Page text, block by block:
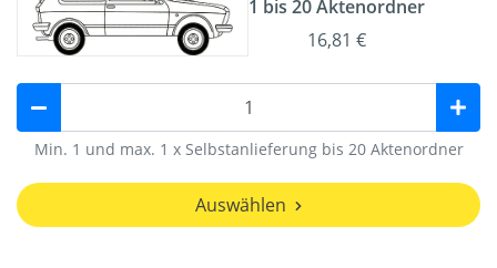
1 bis 20 Aktenordner
16,81 €
Min. 1 und max. 1 x Selbstanlieferung bis 20 Aktenordner
Auswählen